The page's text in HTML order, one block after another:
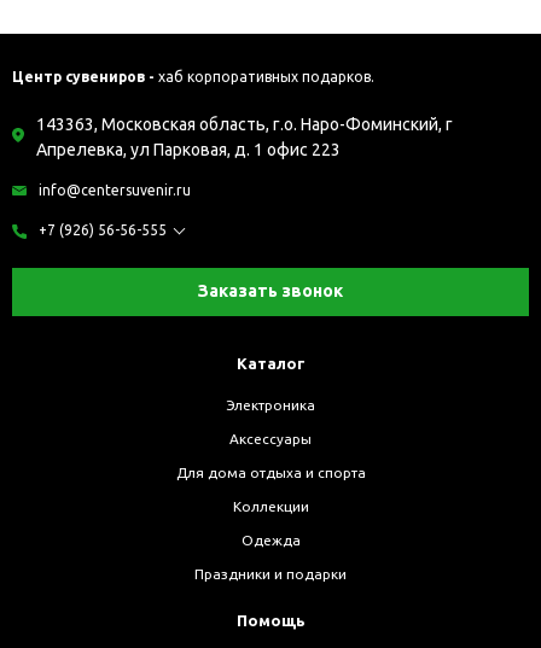
Центр сувениров - хаб корпоративных подарков.
143363, Московская область, г.о. Наро-Фоминский, г
Апрелевка, ул Парковая, д. 1 офис 223
info@centersuvenir.ru
+7 (926) 56-56-555
Заказать звонок
Каталог
Электроника
Аксессуары
Для дома отдыха и спорта
Коллекции
Одежда
Праздники и подарки
Помощь